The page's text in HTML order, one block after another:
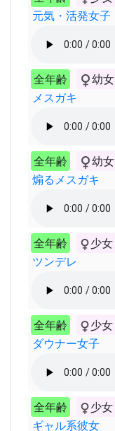
元気・活発女子
全年齢 幼女
メスガキ
全年齢 幼女
煽るメスガキ
全年齢 少女
ツンデレ
全年齢 少女
ダウナー女子
全年齢 少女
ギャル系彼女